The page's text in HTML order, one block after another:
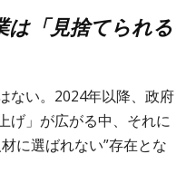
は「見捨てられる
ない。2024年以降、政府
げ」が広がる中、それに
に選ばれない”存在とな